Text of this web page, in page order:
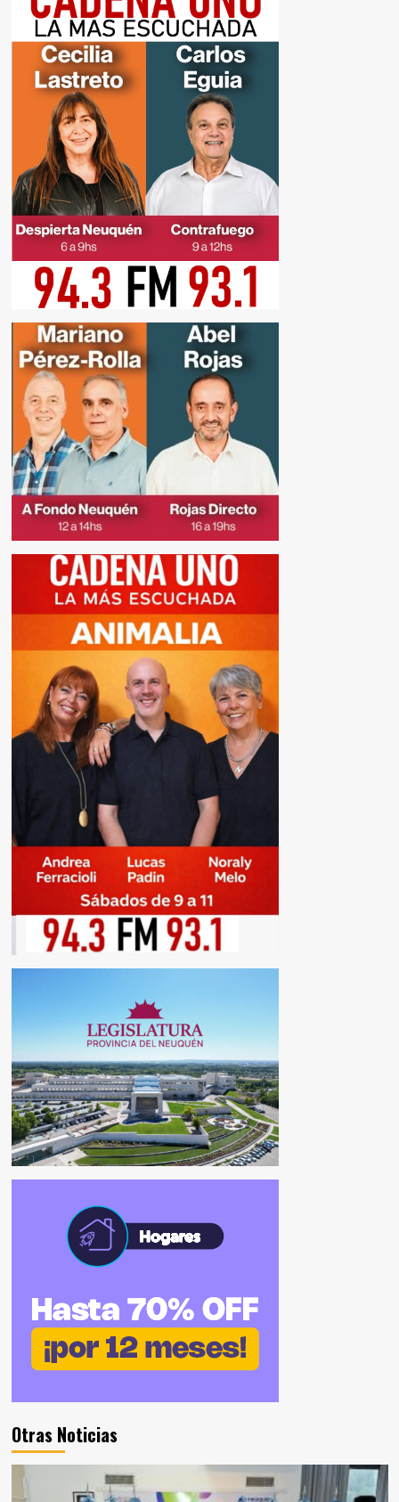
Otras Noticias